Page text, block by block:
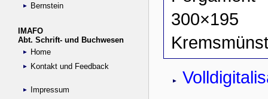
Bernstein
IMAFO
Abt. Schrift- und Buchwesen
Home
Kontakt und Feedback
Impressum